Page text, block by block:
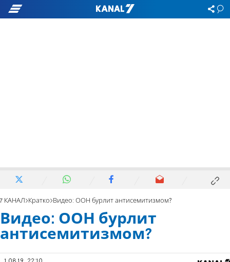
7 КАНАЛ Кратко Видео: ООН бурлит антисемитизмом?
Видео: ООН бурлит
антисемитизмом?